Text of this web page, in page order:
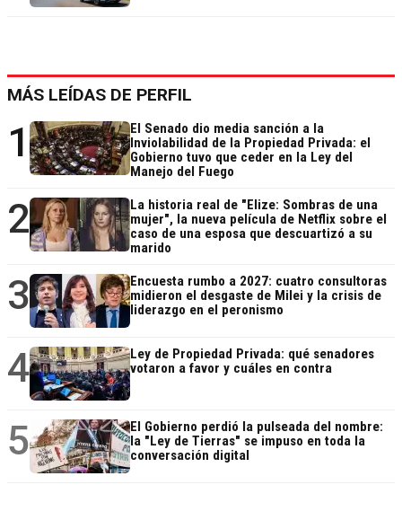
MÁS LEÍDAS DE PERFIL
1
El Senado dio media sanción a la
Inviolabilidad de la Propiedad Privada: el
Gobierno tuvo que ceder en la Ley del
Manejo del Fuego
2
La historia real de "Elize: Sombras de una
mujer", la nueva película de Netflix sobre el
caso de una esposa que descuartizó a su
marido
3
Encuesta rumbo a 2027: cuatro consultoras
midieron el desgaste de Milei y la crisis de
liderazgo en el peronismo
4
Ley de Propiedad Privada: qué senadores
votaron a favor y cuáles en contra
5
El Gobierno perdió la pulseada del nombre:
la "Ley de Tierras" se impuso en toda la
conversación digital